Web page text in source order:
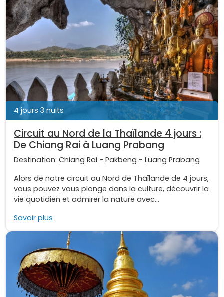
4 jours 3 nuits
Circuit au Nord de la Thaïlande 4 jours :
De Chiang Rai à Luang Prabang
Destination: Chiang Rai - Pakbeng - Luang Prabang
Alors de notre circuit au Nord de Thaïlande de 4 jours,
vous pouvez vous plonge dans la culture, découvrir la
vie quotidien et admirer la nature avec...
Savoir plus